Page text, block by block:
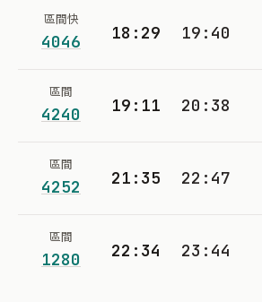
區間快
4046 18:29 19:40
區間
4240 19:11 20:38
區間
4252 21:35 22:47
區間
1280 22:34 23:44